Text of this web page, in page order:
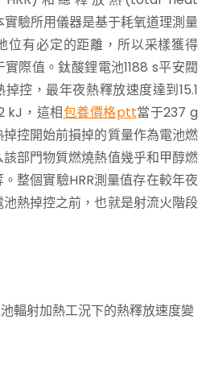
驗所用儀器是基于耗氧道理測量
位有必定的距離，所以采樣獲得
際值。鈦酸鋰電池1188 s平安閥
控，最年夜熱釋放速度達到15.1
kJ，這相包養價格ptt當于237 g
控開始前損掉的質量作為電池燃
部門物質燃燒熱值幾乎和甲醇燃
整個實驗HRR測量值存在較年夜
熱掉控之前，也就是射流火階段
輻射加熱工況下的熱釋放速度變